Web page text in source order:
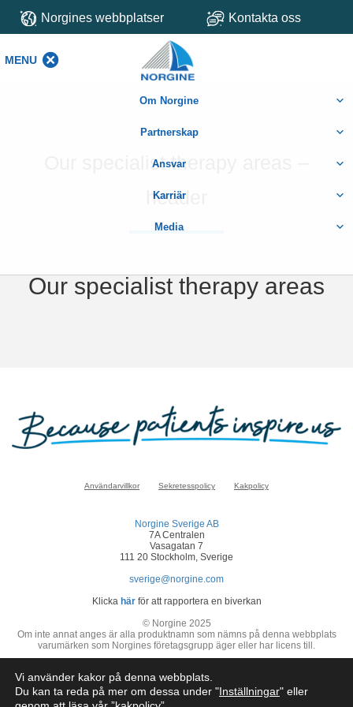
Norgines webbplatser Kontakta oss
MENU
Om Norgine
Partnerskap
Ansvar
Karriär
Media
Our specialist therapy areas –
header
Our specialist therapy areas
Användarvillkor Sekretesspolicy Kakpolicy
Norgine Sverige AB
7A Centralen
Vasagatan 7
111 20 Stockholm, Sverige
sverige@norgine.com
Klicka härför att rapportera en biverkan
© Norgine 2025
Om inte annat anges är alla produktnamn som nämns på denna webbplats
varumärken som Norgines företagsgrupp äger eller har licens till.
Vi använder kakor på denna webbplats.
Du kan ta reda på mer om dessa under "Inställningar" eller